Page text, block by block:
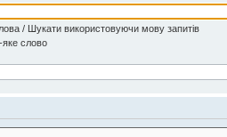
/ Шукати використовуючи мову запитів
слово